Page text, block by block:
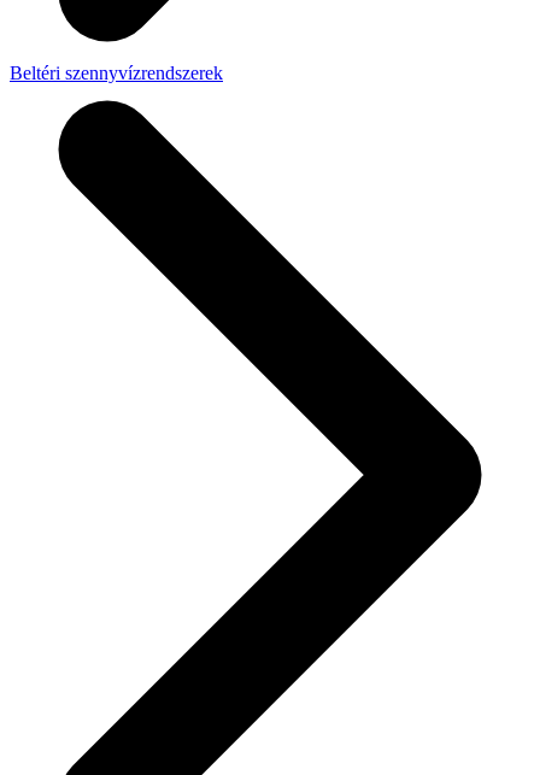
Beltéri szennyvízrendszerek